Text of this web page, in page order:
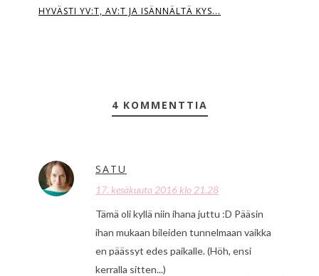
HYVÄSTI YV:T, AV:T JA ISÄNNÄLTÄ KYS...
4 KOMMENTTIA
SATU
17. kesäkuuta 2016 klo 21.28
Tämä oli kyllä niin ihana juttu :D Pääsin
ihan mukaan bileiden tunnelmaan vaikka
en päässyt edes paikalle. (Höh, ensi
kerralla sitten...)